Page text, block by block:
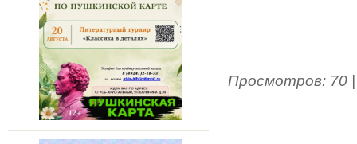
Просмотров: 70